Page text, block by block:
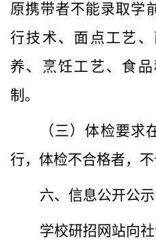
原携带者不能录取学
行技术、面点工艺
养、烹饪工艺、食
制。
（三）体检要求
行，体检不合格者，不
六、信息公开公示
学校研招网站向社